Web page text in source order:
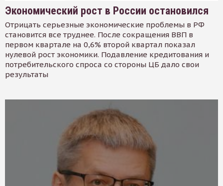
Экономический рост в России остановился
Отрицать серьезные экономические проблемы в РФ
становится все труднее. После сокращения ВВП в
первом квартале на 0,6% второй квартал показал
нулевой рост экономики. Подавление кредитования и
потребительского спроса со стороны ЦБ дало свои
результаты